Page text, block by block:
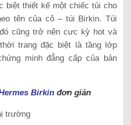
biệt thiết kế một chiếc túi cho
tên của cô – túi Birkin. Túi
cũng trở nên cực kỳ hot và
trang đặc biệt là tầng lớp
minh đẳng cấp của bản
Birkin đơn giản
trường